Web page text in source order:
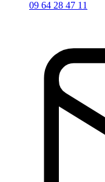
09 64 28 47 11